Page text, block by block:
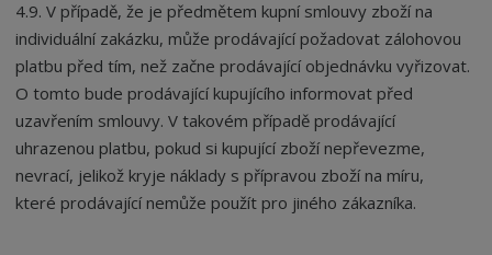
4.9. V případě, že je předmětem kupní smlouvy zboží na
individuální zakázku, může prodávající požadovat zálohovou
platbu před tím, než začne prodávající objednávku vyřizovat.
O tomto bude prodávající kupujícího informovat před
uzavřením smlouvy. V takovém případě prodávající
uhrazenou platbu, pokud si kupující zboží nepřevezme,
nevrací, jelikož kryje náklady s přípravou zboží na míru,
které prodávající nemůže použít pro jiného zákazníka.